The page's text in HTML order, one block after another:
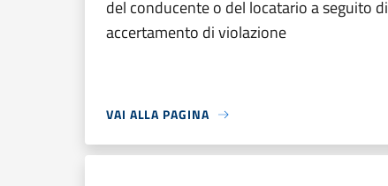
del conducente o del locatario a seguito di
accertamento di violazione
VAI ALLA PAGINA